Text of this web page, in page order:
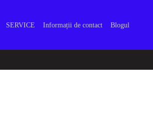
SERVICE Informații de contact Blogul